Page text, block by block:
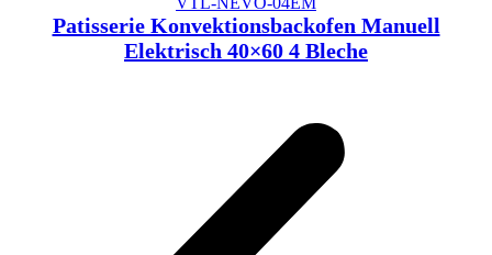
Patisserie Konvektionsbackofen Manuell
Elektrisch 40×60 4 Bleche